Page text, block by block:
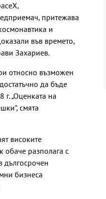
притежава
и
във времето,
Захариев.
относно възможен
да бъде
„Оценката на
смята
високите
обаче разполага с
дългосрочен
бизнеса
съвети към
плажуващите
Черно море